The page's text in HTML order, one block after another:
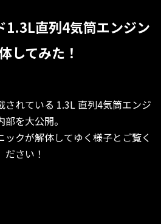
1.3L直列4気筒エンジン
してみた！
されている 1.3L 直列4気筒エンジ
部を大公開。
ックが解体してゆく様子とご覧く
ださい！